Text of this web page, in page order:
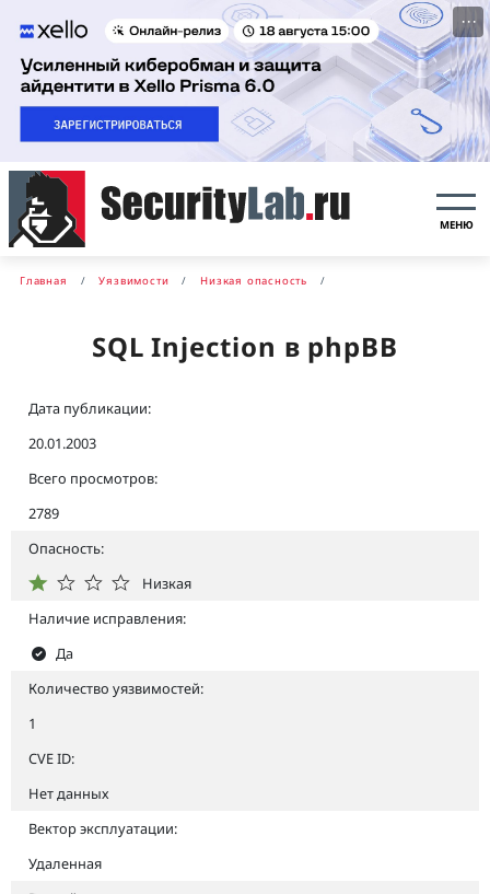
···
МЕНЮ
Главная Уязвимости Низкая опасность
SQL Injection в phpBB
Дата публикации:
20.01.2003
Всего просмотров:
2789
Опасность:
Низкая
Наличие исправления:
Да
Количество уязвимостей:
1
CVE ID:
Нет данных
Вектор эксплуатации:
Удаленная